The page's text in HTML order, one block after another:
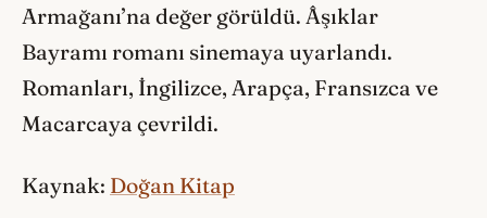
Armağanı’na değer görüldü. Âşıklar
Bayramı romanı sinemaya uyarlandı.
Romanları, İngilizce, Arapça, Fransızca ve
Macarcaya çevrildi.
Kaynak: Doğan Kitap